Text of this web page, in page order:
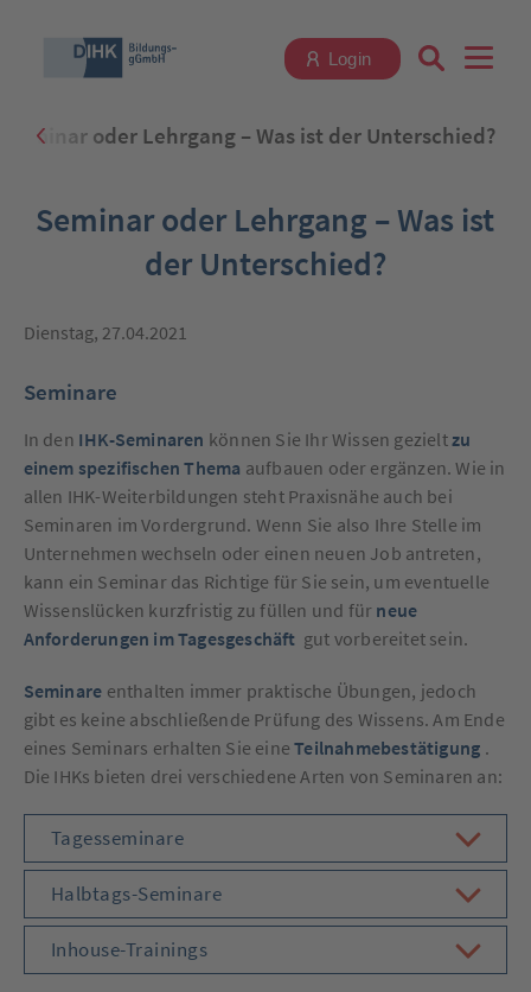
Login
Suchbegriff eingeben
Registrieren
Seminar oder Lehrgang – Was ist der Unterschied?
Seminar oder Lehrgang – Was ist
der Unterschied?
Dienstag, 27.04.2021
Seminare
In den IHK-Seminaren können Sie Ihr Wissen gezieltzu
einem spezifischen Thema aufbauen oder ergänzen. Wie in
allen IHK-Weiterbildungen steht Praxisnähe auch bei
Seminaren im Vordergrund. Wenn Sie also Ihre Stelle im
Unternehmen wechseln oder einen neuen Job antreten,
kann ein Seminar das Richtige für Sie sein, um eventuelle
Wissenslücken kurzfristig zu füllen und für neue
Anforderungen im Tagesgeschäft gut vorbereitet sein.
Seminare enthalten immer praktische Übungen, jedoch
gibt es keine abschließende Prüfung des Wissens. Am Ende
eines Seminars erhalten Sie eineTeilnahmebestätigung .
Die IHKs bieten drei verschiedene Arten von Seminaren an:
TagesseminareInhalt
anzeigen
Halbtags-SeminareInhalt
anzeigen
Inhouse-TrainingsInhalt
anzeigen